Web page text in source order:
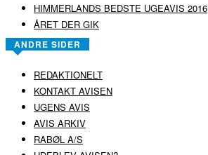
HIMMERLANDS BEDSTE UGEAVIS 2016
ÅRET DER GIK
ANDRE SIDER
REDAKTIONELT
KONTAKT AVISEN
UGENS AVIS
AVIS ARKIV
RABØL A/S